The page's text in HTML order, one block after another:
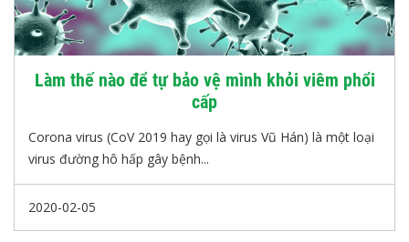
Làm thế nào để tự bảo vệ mình khỏi viêm phổi
cấp
Corona virus (CoV 2019 hay gọi là virus Vũ Hán) là một loại
virus đường hô hấp gây bệnh...
2020-02-05